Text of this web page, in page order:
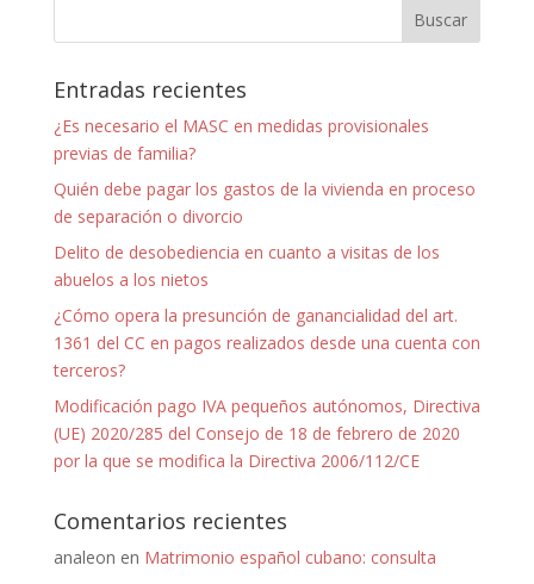
Entradas recientes
¿Es necesario el MASC en medidas provisionales
previas de familia?
Quién debe pagar los gastos de la vivienda en proceso
de separación o divorcio
Delito de desobediencia en cuanto a visitas de los
abuelos a los nietos
¿Cómo opera la presunción de ganancialidad del art.
1361 del CC en pagos realizados desde una cuenta con
terceros?
Modificación pago IVA pequeños autónomos, Directiva
(UE) 2020/285 del Consejo de 18 de febrero de 2020
por la que se modifica la Directiva 2006/112/CE
Comentarios recientes
analeon en Matrimonio español cubano: consulta